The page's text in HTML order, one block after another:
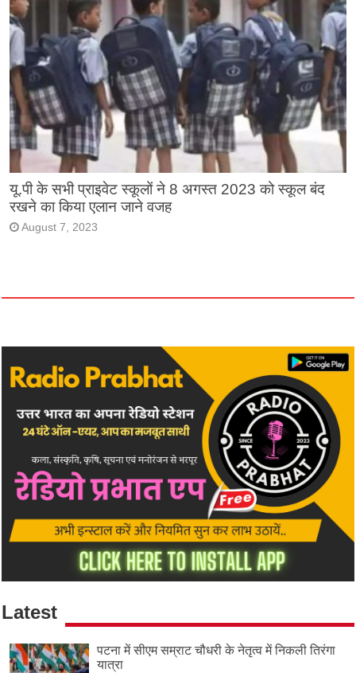
यू.पी के सभी प्राइवेट स्कूलों ने 8 अगस्त 2023 को स्कूल बंद
रखने का किया एलान जाने वजह
August 7, 2023
Latest
पटना में सीएम सम्राट चौधरी के नेतृत्व में निकली तिरंगा
यात्रा